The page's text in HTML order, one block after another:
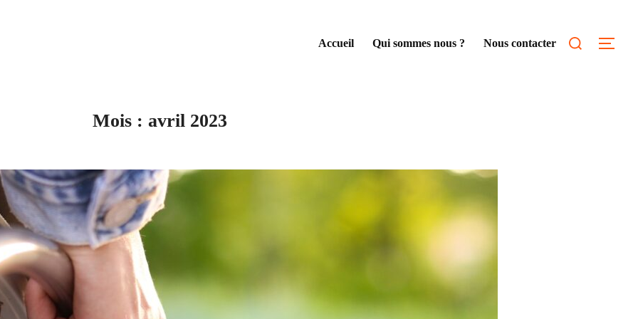
Accueil Qui sommes nous ? Nous contacter
Mois : avril 2023